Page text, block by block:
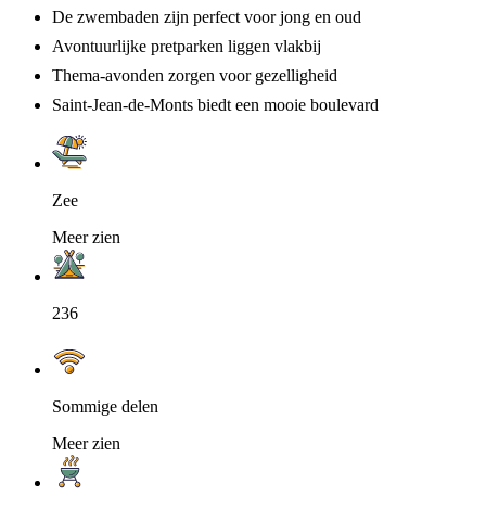
De zwembaden zijn perfect voor jong en oud
Avontuurlijke pretparken liggen vlakbij
Thema-avonden zorgen voor gezelligheid
Saint-Jean-de-Monts biedt een mooie boulevard
Zee
Meer zien
236
Sommige delen
Meer zien